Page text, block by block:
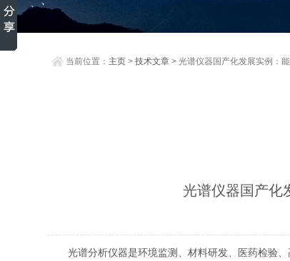
当前位置： 主页 >技术文章 > 光谱仪器国产化发展实例：
光谱仪器国产化
光谱分析仪器是环境监测、材料研发、医药检验、